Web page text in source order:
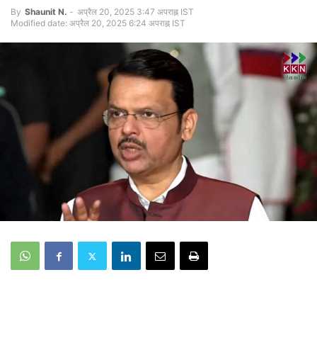
By Shaunit N. - अप्रैल 20, 2025 3:47 अपराह्न IST
Modified date: अप्रैल 20, 2025 6:24 अपराह्न IST